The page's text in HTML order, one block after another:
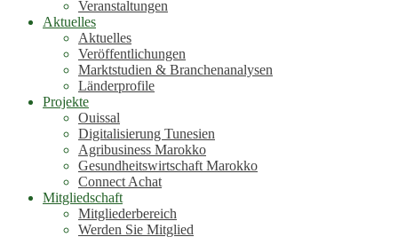
Veranstaltungen
Aktuelles
Aktuelles
Veröffentlichungen
Marktstudien & Branchenanalysen
Länderprofile
Projekte
Ouissal
Digitalisierung Tunesien
Agribusiness Marokko
Gesundheitswirtschaft Marokko
Connect Achat
Mitgliedschaft
Mitgliederbereich
Werden Sie Mitglied